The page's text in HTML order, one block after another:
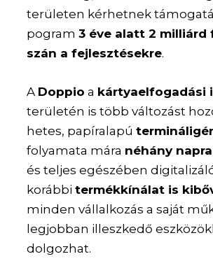
területen kérhetnek
pogram3 éve alatt 2
szán a fejlesztésekre.
A Doppio a kártyaelfogadási
területén is több változást
hetes, papíralapú
folyamata mára néhány
és teljes egészében
korábbitermékkínálat is
minden vállalkozás a saját
legjobban illeszkedő
dolgozhat.